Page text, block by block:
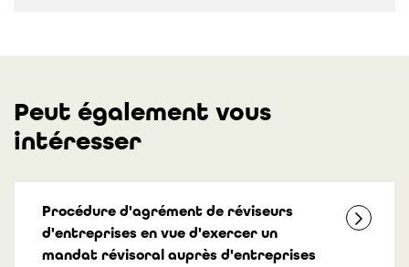
Peut également vous
intéresser
Procédure d'agrément de réviseurs
d'entreprises en vue d'exercer un
mandat révisoral auprès d'entreprises